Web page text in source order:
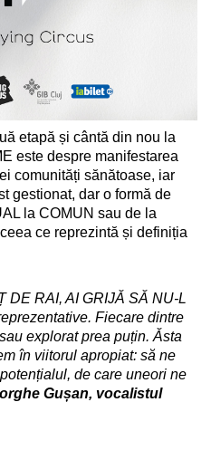
etapă și cântă din nou la
este despre manifestarea
comunități sănătoase, iar
gestionat, dar o formă de
la COMUN sau de la
ce reprezintă și definiția
DE RAI, AI GRIJĂ SĂ NU-L
Fiecare dintre
explorat prea puțin. Ăsta
în viitorul apropiat: să ne
de care uneori ne
Gușan, vocalistul